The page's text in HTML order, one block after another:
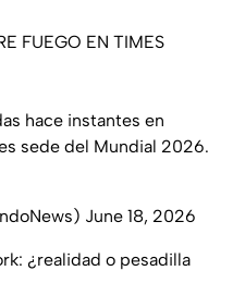
FUEGO EN TIMES
hace instantes en
sede del Mundial 2026.
June 18, 2026
¿realidad o pesadilla